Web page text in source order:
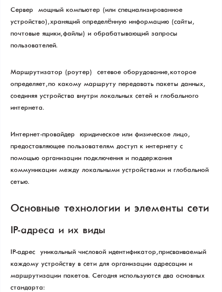
Сервер — мощный компьютер (или специализированное
устройство), хранящий определённую информацию (сайты,
почтовые ящики, файлы) и обрабатывающий запросы
пользователей.
Маршрутизатор (роутер) — сетевое оборудование, которое
определяет, по какому маршруту передавать пакеты данных,
соединяя устройства внутри локальных сетей и глобального
интернета.
Интернет-провайдер — юридическое или физическое лицо,
предоставляющее пользователям доступ к интернету с
помощью организации подключения и поддержания
коммуникации между локальными устройствами и глобальной
сетью.
Основные технологии и элементы сети
IP-адреса и их виды
IP-адрес — уникальный числовой идентификатор, присваиваемый
каждому устройству в сети для организации адресации и
маршрутизации пакетов. Сегодня используются два основных
стандарта: